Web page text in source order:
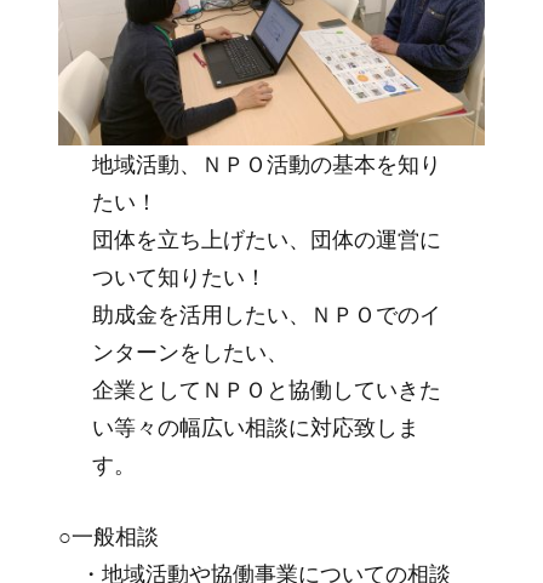
地域活動、ＮＰＯ活動の基本を知り
たい！
団体を立ち上げたい、団体の運営に
ついて知りたい！
助成金を活用したい、ＮＰＯでのイ
ンターンをしたい、
企業としてＮＰＯと協働していきた
い等々の幅広い相談に対応致しま
す。
○一般相談
・地域活動や協働事業についての相談